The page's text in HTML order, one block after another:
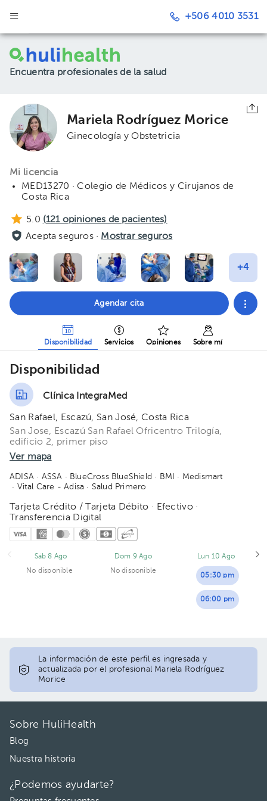
+506 4010 3531
Encuentra profesionales de la salud
Mariela Rodríguez Morice
Ginecología y Obstetricia
Mi licencia
MED13270 · Colegio de Médicos y Cirujanos de
Costa Rica
5.0 (121opiniones de pacientes)
Acepta seguros · Mostrar seguros
Agendar cita
Disponibilidad Servicios Opiniones Sobre mí
Disponibilidad
Clínica IntegraMed
San Rafael, Escazú, San José, Costa Rica
San Jose, Escazú San Rafael Ofricentro Trilogía,
edificio 2, primer piso
Ver mapa
ADISA · ASSA · BlueCross BlueShield · BMI
· Medismart
· Vital Care - Adisa · Salud Primero
Tarjeta Crédito / Tarjeta Débito · Efectivo ·
Transferencia Digital
Sáb 8 Ago
No disponible
Dom 9 Ago
No disponible
Lun 10 Ago
05:30 pm
06:00 pm
La información de este perfil es ingresada y
actualizada por el profesional Mariela Rodríguez
Morice
Sobre HuliHealth
Blog
Nuestra historia
¿Podemos ayudarte?